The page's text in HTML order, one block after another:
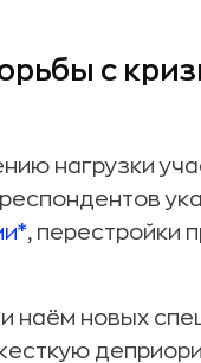
с
нагрузки
, перестройки
наём новых